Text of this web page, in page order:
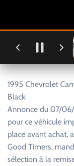
1995 Chevrolet
Black
Annonce du 07/
pour ce véhicule
place avant achat,
Good Timers,
sélection à la